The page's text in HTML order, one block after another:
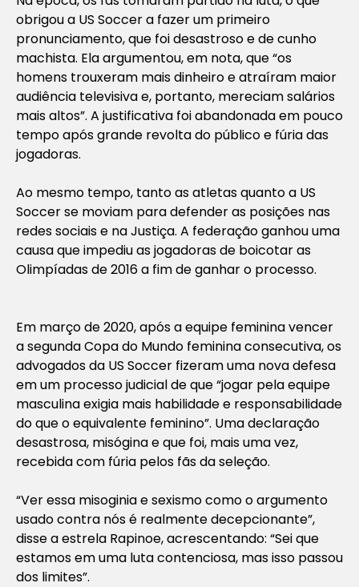
obrigou a US Soccer a fazer um primeiro
pronunciamento, que foi desastroso e de cunho
machista. Ela argumentou, em nota, que “os
homens trouxeram mais dinheiro e atraíram maior
audiência televisiva e, portanto, mereciam salários
mais altos”. A justificativa foi abandonada em pouco
tempo após grande revolta do público e fúria das
jogadoras.
Ao mesmo tempo, tanto as atletas quanto a US
Soccer se moviam para defender as posições nas
redes sociais e na Justiça. A federação ganhou uma
causa que impediu as jogadoras de boicotar as
Olimpíadas de 2016 a fim de ganhar o processo.
Em março de 2020, após a equipe feminina vencer
a segunda Copa do Mundo feminina consecutiva, os
advogados da US Soccer fizeram uma nova defesa
em um processo judicial de que “jogar pela equipe
masculina exigia mais habilidade e responsabilidade
do que o equivalente feminino”. Uma declaração
desastrosa, misógina e que foi, mais uma vez,
recebida com fúria pelos fãs da seleção.
“Ver essa misoginia e sexismo como o argumento
usado contra nós é realmente decepcionante”,
disse a estrela Rapinoe, acrescentando: “Sei que
estamos em uma luta contenciosa, mas isso passou
dos limites”.